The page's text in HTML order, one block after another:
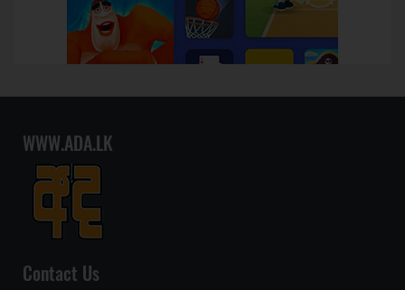
WWW.ADA.LK
Contact Us